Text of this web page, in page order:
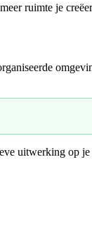
ruimte je
uitwerking op